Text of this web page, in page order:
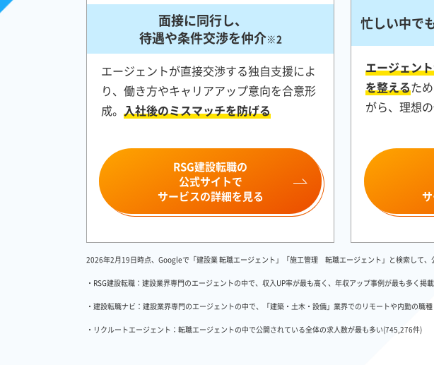
面接に同行し、
待遇や条件交渉を仲介※2
エージェントが直接交渉する独自支援によ
り、働き方やキャリアアップ意向を合意形
成。 入社後のミスマッチを防げる
RSG建設転職の
公式サイトで
サービスの詳細を見る
忙しい中で
エージェン
を整えるた
がら、理想
2026年2月19日時点、Googleで「建設業 転職エージェント」「施工管理 転職エージェント」と検索して
・RSG建設転職：建設業界専門のエージェントの中で、収入UP率が最も高く、年収アップ事例が最も多く掲
・建設転職ナビ：建設業界専門のエージェントの中で、「建築・土木・設備」業界でのリモートや内勤の職
・リクルートエージェント：転職エージェントの中で公開されている全体の求人数が最も多い(745,276件)